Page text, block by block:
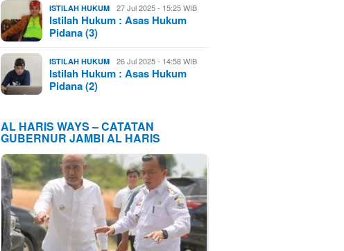
ISTILAH HUKUM 27 Jul 2025 - 15:25 WIB
Istilah Hukum : Asas Hukum
Pidana (3)
ISTILAH HUKUM 26 Jul 2025 - 14:58 WIB
Istilah Hukum : Asas Hukum
Pidana (2)
AL HARIS WAYS – CATATAN
GUBERNUR JAMBI AL HARIS